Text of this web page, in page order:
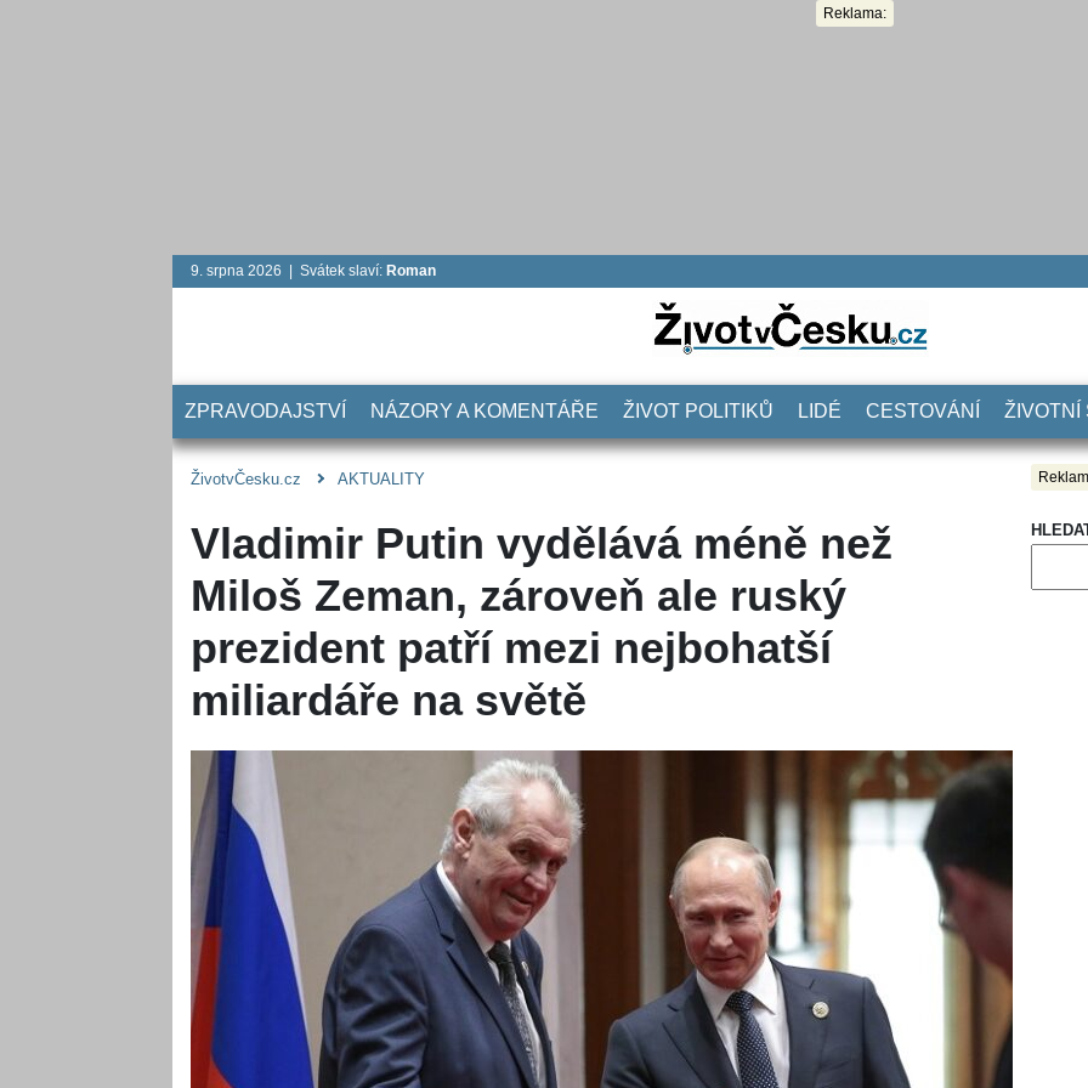
Reklama:
9. srpna 2026 | Svátek slaví: Roman
ZPRAVODAJSTVÍ NÁZORY A KOMENTÁŘE ŽIVOT POLITIKŮ LIDÉ CESTOVÁNÍ ŽIVOTNÍ
ŽivotvČesku.cz AKTUALITY
Vladimir Putin vydělává méně než
Miloš Zeman, zároveň ale ruský
prezident patří mezi nejbohatší
miliardáře na světě